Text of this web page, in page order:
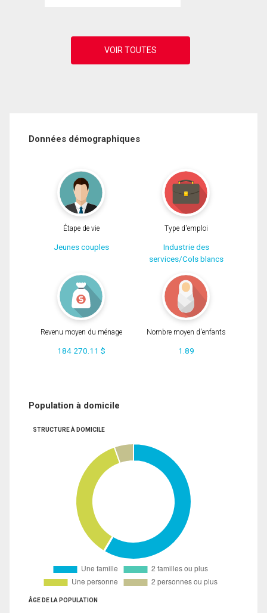
Données démographiques
Étape de vie
Jeunes couples
Type d'emploi
Industrie des
services/Cols blancs
Revenu moyen du ménage
184 270.11 $
Nombre moyen d'enfants
1.89
Population à domicile
STRUCTURE À DOMICILE
ÂGE DE LA POPULATION